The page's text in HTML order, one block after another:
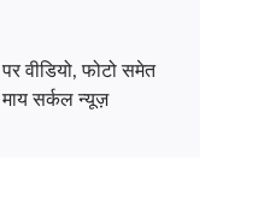
वीडियो, फोटो समेत
सर्कल न्यूज़